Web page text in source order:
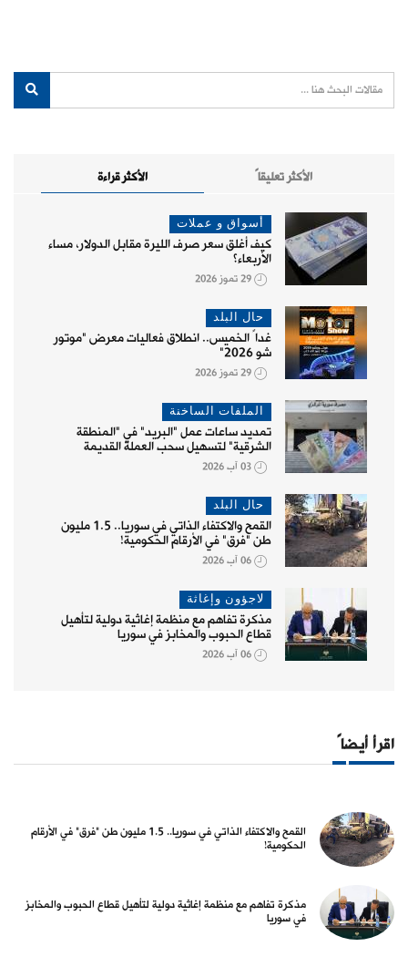
الأكثر قراءة الأكثر تعليقاً
أسواق و عملات
كيف أغلق سعر صرف الليرة مقابل الدولار، مساء
الأربعاء؟
29 تموز 2026
حال البلد
غداً الخميس.. انطلاق فعاليات معرض "موتور
شو 2026"
29 تموز 2026
الملفات الساخنة
تمديد ساعات عمل "البريد" في "المنطقة
الشرقية" لتسهيل سحب العملة القديمة
03 آب 2026
حال البلد
القمح والاكتفاء الذاتي في سوريا.. 1.5 مليون
طن "فرق" في الأرقام الحكومية!
06 آب 2026
لاجؤون وإغاثة
مذكرة تفاهم مع منظمة إغاثية دولية لتأهيل
قطاع الحبوب والمخابز في سوريا
06 آب 2026
اقرأ أيضاً
القمح والاكتفاء الذاتي في سوريا.. 1.5 مليون طن "فرق" في الأرقام
الحكومية!
مذكرة تفاهم مع منظمة إغاثية دولية لتأهيل قطاع الحبوب والمخابز
في سوريا